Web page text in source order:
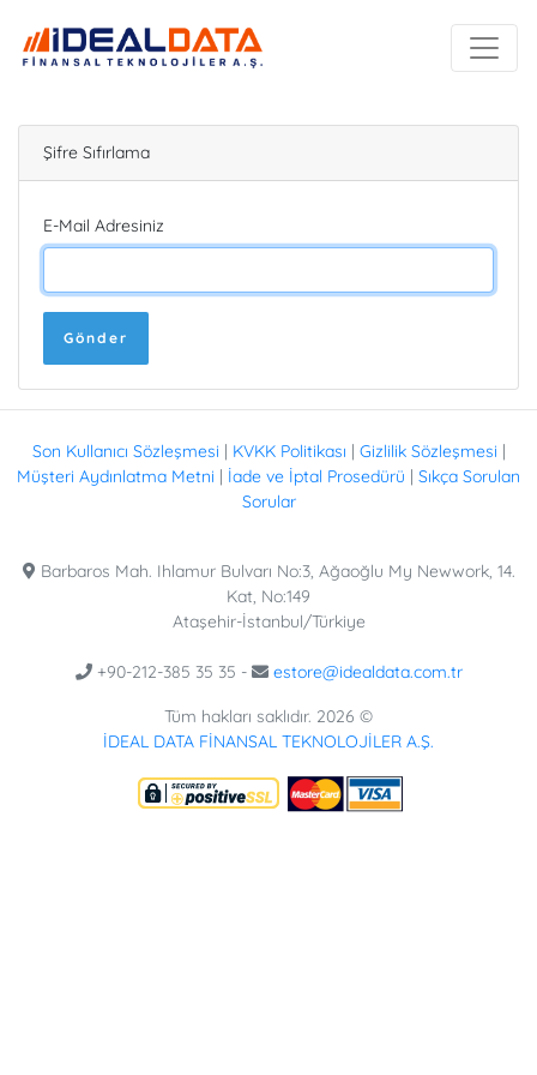
Şifre Sıfırlama
E-Mail Adresiniz
Gönder
Son Kullanıcı Sözleşmesi | KVKK Politikası | Gizlilik Sözleşmesi |
Müşteri Aydınlatma Metni | İade ve İptal Prosedürü | Sıkça Sorulan
Sorular
Barbaros Mah. Ihlamur Bulvarı No:3, Ağaoğlu My Newwork, 14.
Kat, No:149
Ataşehir-İstanbul/Türkiye
+90-212-385 35 35 - estore@idealdata.com.tr
Tüm hakları saklıdır. 2026 ©
İDEAL DATA FİNANSAL TEKNOLOJİLER A.Ş.